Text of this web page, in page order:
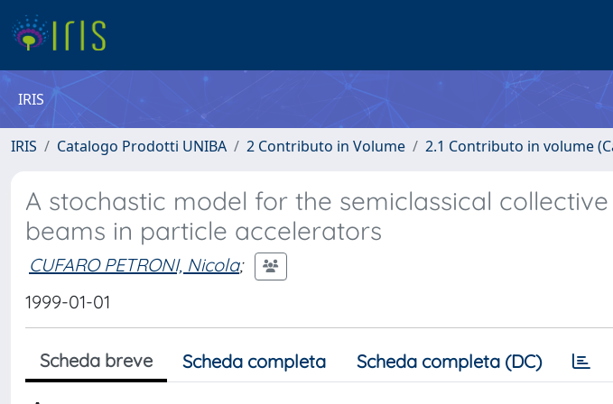
IRIS
IRIS Catalogo Prodotti UNIBA 2 Contributo in Volume 2.1 Contributo in volume
A stochastic model for the semiclassical
beams in particle accelerators
CUFARO PETRONI, Nicola;
1999-01-01
Scheda breve Scheda completa Scheda completa (DC)